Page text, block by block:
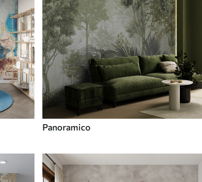
Panoramico